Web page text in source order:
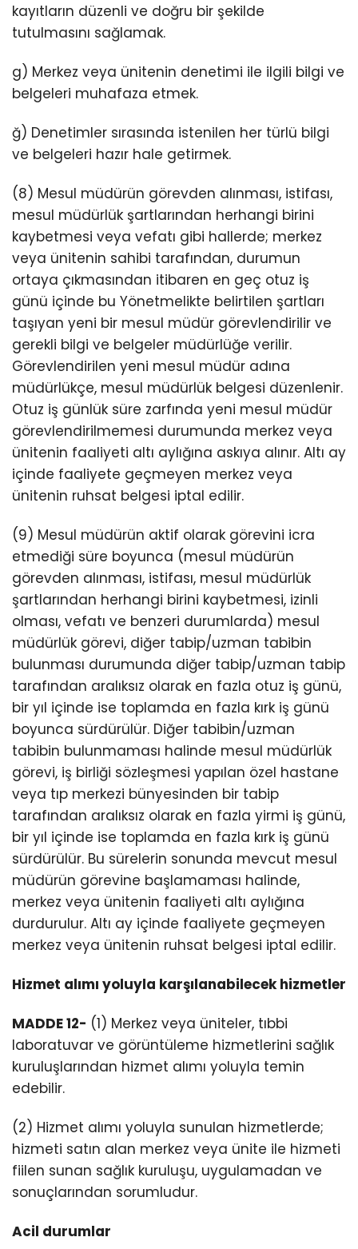
kayıtların düzenli ve doğru bir şekilde
tutulmasını sağlamak.
g) Merkez veya ünitenin denetimi ile ilgili bilgi ve
belgeleri muhafaza etmek.
ğ) Denetimler sırasında istenilen her türlü bilgi
ve belgeleri hazır hale getirmek.
(8) Mesul müdürün görevden alınması, istifası,
mesul müdürlük şartlarından herhangi birini
kaybetmesi veya vefatı gibi hallerde; merkez
veya ünitenin sahibi tarafından, durumun
ortaya çıkmasından itibaren en geç otuz iş
günü içinde bu Yönetmelikte belirtilen şartları
taşıyan yeni bir mesul müdür görevlendirilir ve
gerekli bilgi ve belgeler müdürlüğe verilir.
Görevlendirilen yeni mesul müdür adına
müdürlükçe, mesul müdürlük belgesi düzenlenir.
Otuz iş günlük süre zarfında yeni mesul müdür
görevlendirilmemesi durumunda merkez veya
ünitenin faaliyeti altı aylığına askıya alınır. Altı ay
içinde faaliyete geçmeyen merkez veya
ünitenin ruhsat belgesi iptal edilir.
(9) Mesul müdürün aktif olarak görevini icra
etmediği süre boyunca (mesul müdürün
görevden alınması, istifası, mesul müdürlük
şartlarından herhangi birini kaybetmesi, izinli
olması, vefatı ve benzeri durumlarda) mesul
müdürlük görevi, diğer tabip/uzman tabibin
bulunması durumunda diğer tabip/uzman tabip
tarafından aralıksız olarak en fazla otuz iş günü,
bir yıl içinde ise toplamda en fazla kırk iş günü
boyunca sürdürülür. Diğer tabibin/uzman
tabibin bulunmaması halinde mesul müdürlük
görevi, iş birliği sözleşmesi yapılan özel hastane
veya tıp merkezi bünyesinden bir tabip
tarafından aralıksız olarak en fazla yirmi iş günü,
bir yıl içinde ise toplamda en fazla kırk iş günü
sürdürülür. Bu sürelerin sonunda mevcut mesul
müdürün görevine başlamaması halinde,
merkez veya ünitenin faaliyeti altı aylığına
durdurulur. Altı ay içinde faaliyete geçmeyen
merkez veya ünitenin ruhsat belgesi iptal edilir.
Hizmet alımı yoluyla karşılanabilecek hizmetler
MADDE 12- (1) Merkez veya üniteler, tıbbi
laboratuvar ve görüntüleme hizmetlerini sağlık
kuruluşlarından hizmet alımı yoluyla temin
edebilir.
(2) Hizmet alımı yoluyla sunulan hizmetlerde;
hizmeti satın alan merkez veya ünite ile hizmeti
fiilen sunan sağlık kuruluşu, uygulamadan ve
sonuçlarından sorumludur.
Acil durumlar